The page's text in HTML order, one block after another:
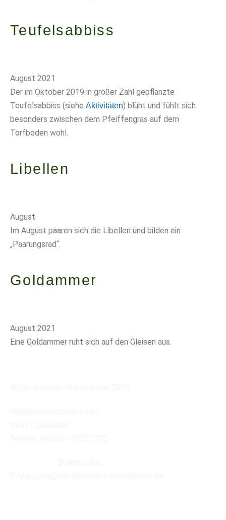
Teufelsabbiss
August 2021
Der im Oktober 2019 in großer Zahl gepflanzte
Teufelsabbiss (siehe Aktivitäten) blüht und fühlt sich
besonders zwischen dem Pfeiffengras auf dem
Torfboden wohl.
Libellen
August
Im August paaren sich die Libellen und bilden ein
„Paarungsrad“.
Goldammer
August 2021
Eine Goldammer ruht sich auf den Gleisen aus.